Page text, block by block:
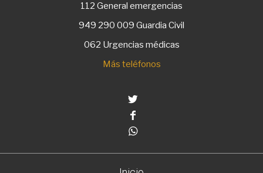
112 General emergencias
949 290 009 Guardia Civil
062 Urgencias médicas
Más teléfonos